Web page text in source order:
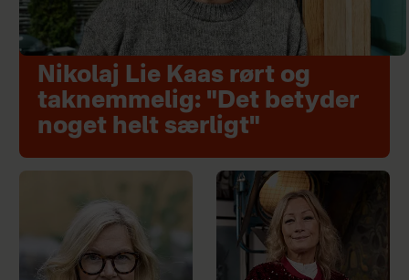
Nikolaj Lie Kaas rørt og
taknemmelig: "Det betyder
noget helt særligt"